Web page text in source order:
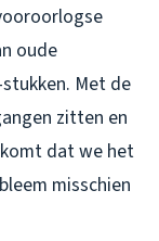
oude
Met de
zitten en
dat we het
misschien